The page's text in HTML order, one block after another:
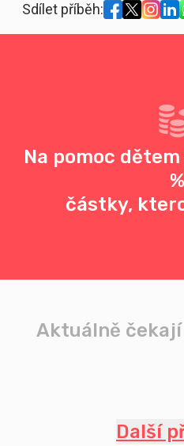
Sdílet příběh:
Na pomoc
%
částky,
Aktuálně čekají
Další